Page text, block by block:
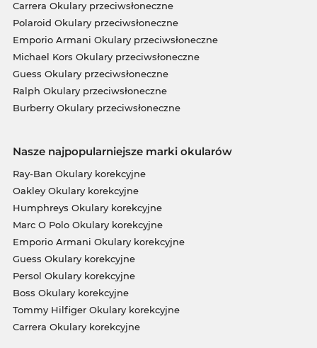
Carrera Okulary przeciwsłoneczne
Polaroid Okulary przeciwsłoneczne
Emporio Armani Okulary przeciwsłoneczne
Michael Kors Okulary przeciwsłoneczne
Guess Okulary przeciwsłoneczne
Ralph Okulary przeciwsłoneczne
Burberry Okulary przeciwsłoneczne
Nasze najpopularniejsze marki okularów
Ray-Ban Okulary korekcyjne
Oakley Okulary korekcyjne
Humphreys Okulary korekcyjne
Marc O Polo Okulary korekcyjne
Emporio Armani Okulary korekcyjne
Guess Okulary korekcyjne
Persol Okulary korekcyjne
Boss Okulary korekcyjne
Tommy Hilfiger Okulary korekcyjne
Carrera Okulary korekcyjne